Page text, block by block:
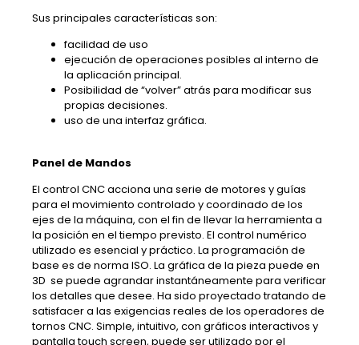
Sus principales características son:
facilidad de uso
ejecución de operaciones posibles al interno de
la aplicación principal.
Posibilidad de “volver” atrás para modificar sus
propias decisiones.
uso de una interfaz gráfica.
Panel de Mandos
El control CNC acciona una serie de motores y guías
para el movimiento controlado y coordinado de los
ejes de la máquina, con el fin de llevar la herramienta a
la posición en el tiempo previsto. El control numérico
utilizado es esencial y práctico. La programación de
base es de norma ISO. La gráfica de la pieza puede en
3D se puede agrandar instantáneamente para verificar
los detalles que desee. Ha sido proyectado tratando de
satisfacer a las exigencias reales de los operadores de
tornos CNC. Simple, intuitivo, con gráficos interactivos y
pantalla touch screen, puede ser utilizado por el